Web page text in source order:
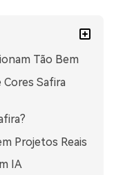
Tão Bem
Cores Safira
Projetos Reais
IA